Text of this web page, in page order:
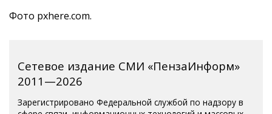
Фото pxhere.com.
Сетевое издание СМИ «ПензаИнформ»
2011—2026
Зарегистрировано Федеральной службой по надзору в